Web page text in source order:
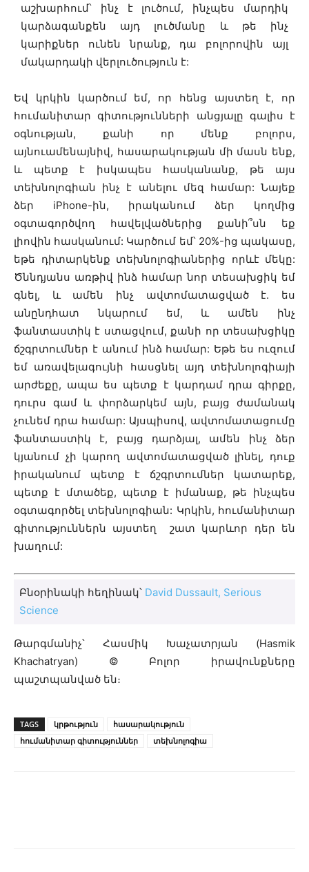
աշխարհում՝ ինչ է լուծում, ինչպես մարդիկ
կարձագանքեն այդ լուծմանը և թե ինչ
կարիքներ ունեն նրանք, դա բոլորովին այլ
մակարդակի վերլուծություն է:
Եվ կրկին կարծում եմ, որ հենց այստեղ է, որ
հումանիտար գիտությունների անցյալը գալիս է
օգնության, քանի որ մենք բոլորս,
այնուամենայնիվ, հասարակության մի մասն ենք,
և պետք է իսկապես հասկանանք, թե այս
տեխնոլոգիան ինչ է անելու մեզ համար: Նայեք
ձեր iPhone-ին, իրականում ձեր կողմից
օգտագործվող հավելվածներից քանի՞սն եք
լիովին հասկանում: Կարծում եմ՝ 20%-ից պակասը,
եթե դիտարկենք տեխնոլոգիաներից որևէ մեկը:
Ծննդյանս առթիվ ինձ համար նոր տեսախցիկ եմ
գնել, և ամեն ինչ ավտոմատացված է. ես
անընդհատ նկարում եմ, և ամեն ինչ
ֆանտաստիկ է ստացվում, քանի որ տեսախցիկը
ճշգրտումներ է անում ինձ համար: Եթե ​​ես ուզում
եմ առավելագույնի հասցնել այդ տեխնոլոգիայի
արժեքը, ապա ես պետք է կարդամ դրա գիրքը,
դուրս գամ և փորձարկեմ այն, բայց ժամանակ
չունեմ դրա համար: Այսպիսով, ավտոմատացումը
ֆանտաստիկ է, բայց դարձյալ, ամեն ինչ ձեր
կյանում չի կարող ավտոմատացված լինել, դուք
իրականում պետք է ճշգրտումներ կատարեք,
պետք է մտածեք, պետք է իմանաք, թե ինչպես
օգտագործել տեխնոլոգիան: Կրկին, հումանիտար
գիտություններն այստեղ շատ կարևոր դեր են
խաղում:
Բնօրինակի հեղինակ՝ David Dussault, Serious
Science
Թարգմանիչ՝ Հասմիկ Խաչատրյան (Hasmik
Khachatryan) © Բոլոր իրավունքները
պաշտպանված են։
TAGS կրթություն
հասարակություն
հումանիտար գիտություններ
տեխնոլոգիա